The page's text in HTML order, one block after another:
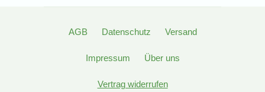
AGB Datenschutz Versand
Impressum Über uns
Vertrag widerrufen